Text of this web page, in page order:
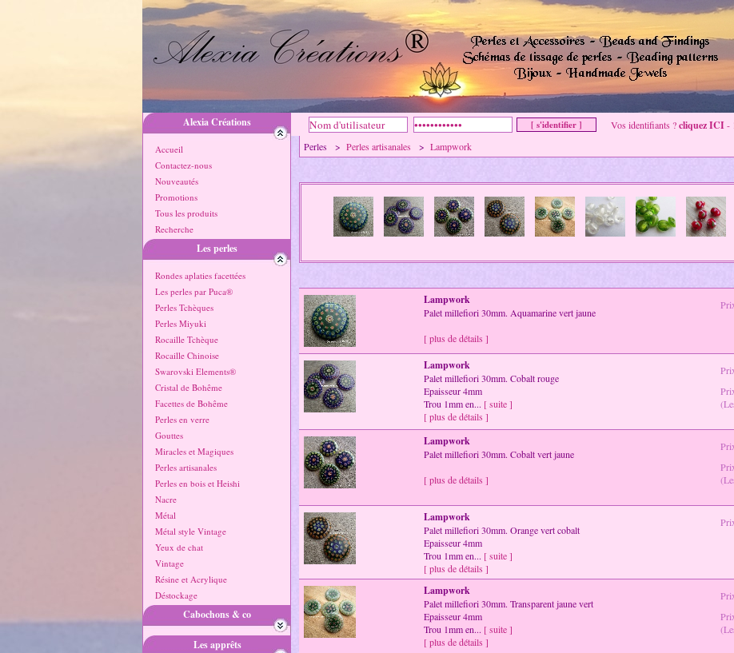
Alexia Créations
Accueil
Contactez-nous
Nouveautés
Promotions
Tous les produits
Recherche
Les perles
Rondes aplaties facettées
Les perles par Puca®
Perles Tchèques
Perles Miyuki
Rocaille Tchèque
Rocaille Chinoise
Swarovski Elements®
Cristal de Bohême
Facettes de Bohême
Perles en verre
Gouttes
Miracles et Magiques
Perles artisanales
Perles en bois et Heishi
Nacre
Métal
Métal style Vintage
Yeux de chat
Vintage
Résine et Acrylique
Déstockage
Cabochons & co
Les apprêts
Vos identifiants ?cliquez ICI-
Perles > Perles artisanales > Lampwork
Lampwork
Palet millefiori 30mm. Aquamarine vert jaune
[ plus de détails ]
Lampwork
Palet millefiori 30mm. Cobalt rouge
Epaisseur 4mm
Trou 1mm en... [ suite ]
[ plus de détails ]
Lampwork
Palet millefiori 30mm. Cobalt vert jaune
[ plus de détails ]
Lampwork
Palet millefiori 30mm. Orange vert cobalt
Epaisseur 4mm
Trou 1mm en... [ suite ]
[ plus de détails ]
Lampwork
Palet millefiori 30mm. Transparent jaune vert
Epaisseur 4mm
Trou 1mm en... [ suite ]
[ plus de détails ]